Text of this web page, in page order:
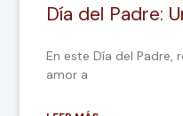
Día del Padre:
En este Día del
amor a